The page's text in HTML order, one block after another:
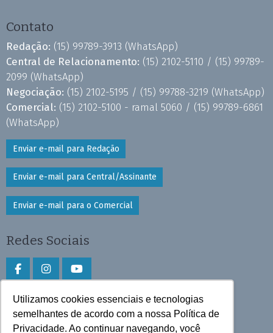
Utilizamos cookies essenciais e tecnologias
semelhantes de acordo com a nossa Política de
Privacidade. Ao continuar navegando, você
Contato
Redação: (15) 99789-3913 (WhatsApp)
Central de Relacionamento: (15) 2102-5110 / (15) 99789-
2099 (WhatsApp)
Negociação: (15) 2102-5195 / (15) 99788-3219 (WhatsApp)
Comercial: (15) 2102-5100 - ramal 5060 / (15) 99789-6861
(WhatsApp)
Enviar e-mail para Redação
Enviar e-mail para Central/Assinante
Enviar e-mail para o Comercial
Redes Sociais
Faça download do aplicativo
Play Store e App Store